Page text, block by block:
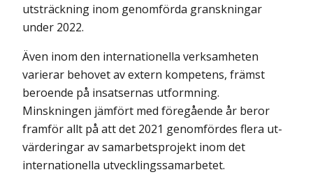
utsträckning inom genomförda granskningar
under 2022.
Även inom den internationella verksamheten
varierar behovet av extern kompetens, främst
beroende på insatsernas utformning.
Minskningen jämfört med föregående år beror
framför allt på att det 2021 genomfördes flera ut­
värderingar av samarbetsprojekt inom det
internationella utvecklings­samarbetet.